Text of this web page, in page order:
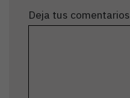
Deja tus comentarios